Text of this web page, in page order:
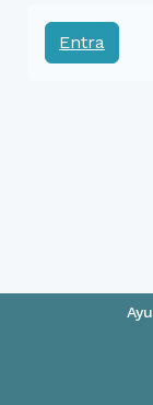
Entra